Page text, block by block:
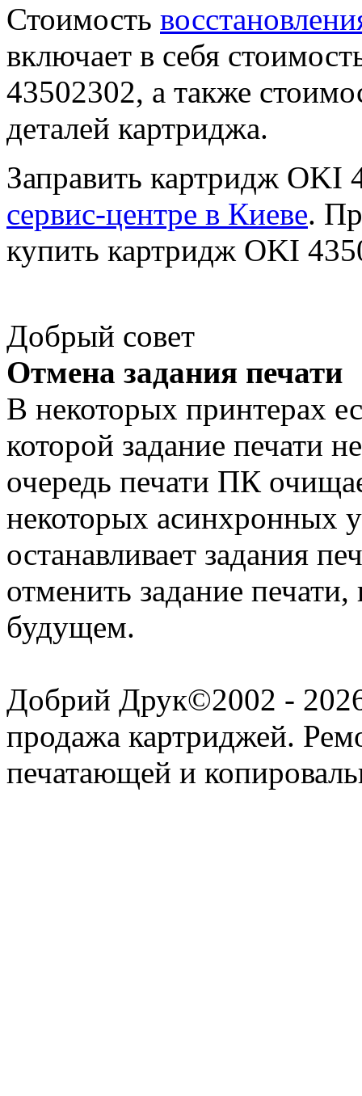
Стоимость
включает в себя
43502302, а также
деталей картриджа.
Заправить картридж
сервис-центре в Киеве.
купить картридж OKI
Добрый совет
Отмена задания печати
В некоторых принтерах
которой задание печати
очередь печати ПК
некоторых асинхронных
останавливает задания
отменить задание
будущем.
Добрий Друк©2002 - 2026
продажа картриджей.
печатающей и